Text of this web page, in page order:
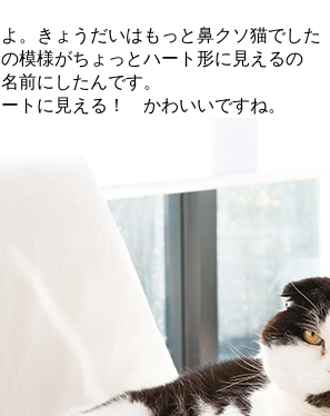
。きょうだいはもっと鼻クソ猫でした
の模様がちょっとハート形に見えるの
前にしたんです。
トに見える！ かわいいですね。